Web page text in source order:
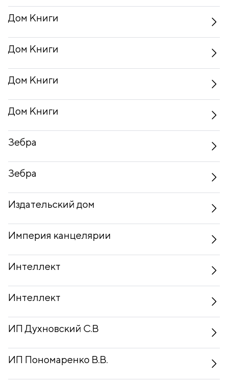
Дом Книги
Дом Книги
Дом Книги
Дом Книги
Зебра
Зебра
Издательский дом
Империя канцелярии
Интеллект
Интеллект
ИП Духновский С.В
ИП Пономаренко В.В.